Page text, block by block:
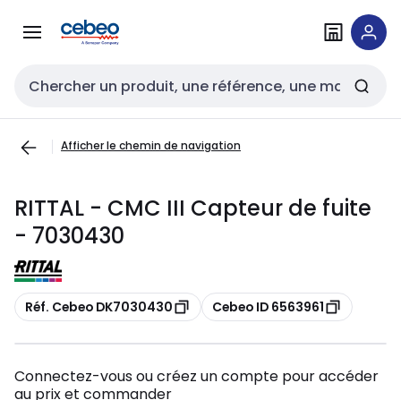
navigationau
Entrée de recherche
Afficher le chemin de navigation
RITTAL - CMC III Capteur de fuite
- 7030430
Copier
Réf. Cebeo DK7030430 Copier
Cebeo ID 6563961
Connectez-vous ou créez un compte pour accéder
au prix et commander